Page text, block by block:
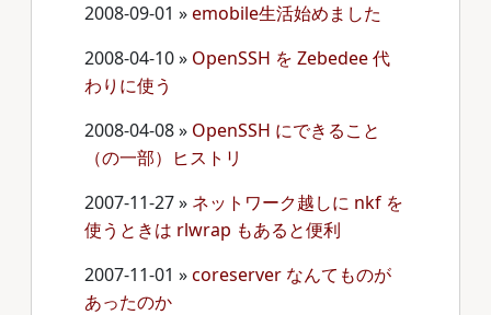
2008-09-01 »emobile生活始めました
2008-04-10» OpenSSH を Zebedee 代
わりに使う
2008-04-08» OpenSSH にできること
（の一部）ヒストリ
2007-11-27» ネットワーク越しに nkf を
使うときは rlwrap もあると便利
2007-11-01 »coreserver なんてものが
あったのか